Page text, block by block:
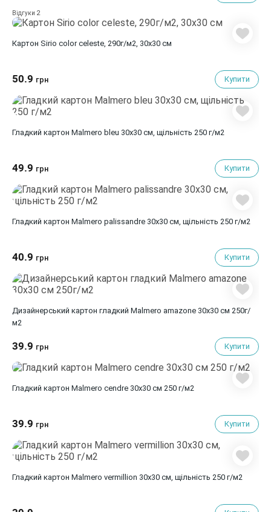
Відгуки 2
Картон Sirio color celeste, 290г/м2, 30х30 см
50.9 грн Купити
Гладкий картон Malmero bleu 30х30 см, щільність 250 г/м2
49.9 грн Купити
Гладкий картон Malmero palissandre 30х30 см, щільність 250 г/м2
40.9 грн Купити
Дизайнерський картон гладкий Malmero amazone 30х30 см 250г/
м2
39.9 грн Купити
Гладкий картон Malmero cendre 30х30 см 250 г/м2
39.9 грн Купити
Гладкий картон Malmero vermillion 30х30 см, щільність 250 г/м2